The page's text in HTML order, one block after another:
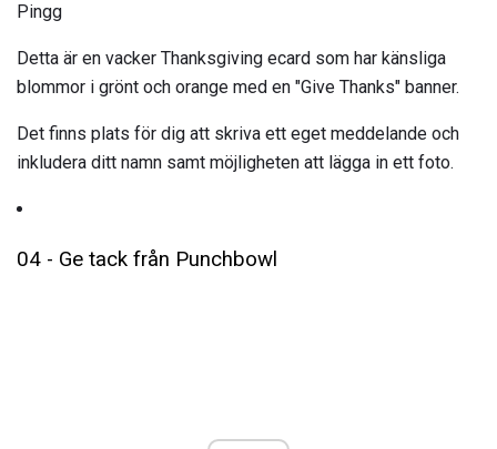
Pingg
Detta är en vacker Thanksgiving ecard som har känsliga
blommor i grönt och orange med en "Give Thanks" banner.
Det finns plats för dig att skriva ett eget meddelande och
inkludera ditt namn samt möjligheten att lägga in ett foto.
04 - Ge tack från Punchbowl